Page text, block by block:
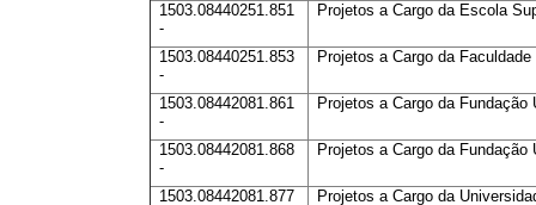
1503.08440251.851
-
Projetos a Cargo da Escola
1503.08440251.853
-
Projetos a Cargo da
1503.08442081.861
-
Projetos a Cargo da Fundação
1503.08442081.868
-
Projetos a Cargo da
1503.08442081.877
Projetos a Cargo da